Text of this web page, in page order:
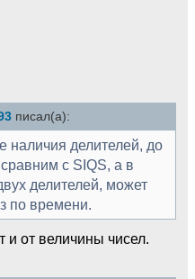
писал(а):
наличия делителей, до
с SIQS, а в
делителей, может
по времени.
и от величины чисел.